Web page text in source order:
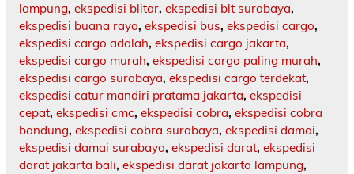
lampung, ekspedisi blitar, ekspedisi blt surabaya,
ekspedisi buana raya, ekspedisi bus, ekspedisi cargo,
ekspedisi cargo adalah, ekspedisi cargo jakarta,
ekspedisi cargo murah, ekspedisi cargo paling murah,
ekspedisi cargo surabaya, ekspedisi cargo terdekat,
ekspedisi catur mandiri pratama jakarta, ekspedisi
cepat, ekspedisi cmc, ekspedisi cobra, ekspedisi cobra
bandung, ekspedisi cobra surabaya, ekspedisi damai,
ekspedisi damai surabaya, ekspedisi darat, ekspedisi
darat jakarta bali, ekspedisi darat jakarta lampung,